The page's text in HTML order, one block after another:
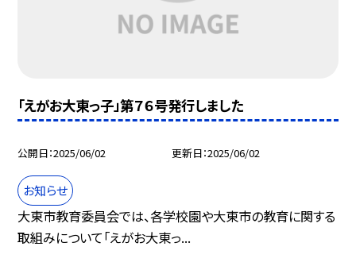
「えがお大東っ子」第７６号発行しました
公開日 2025/06/02 更新日 2025/06/02
お知らせ
大東市教育委員会では、各学校園や大東市の教育に関する
取組みについて「えがお大東っ...